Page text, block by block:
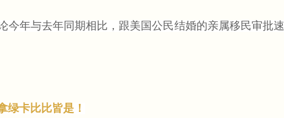
今年与去年同期相比，跟美国公民结婚的亲属移民审批速
绿卡比比皆是！